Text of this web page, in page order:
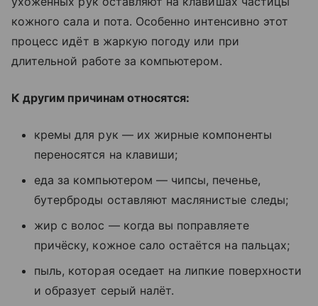
кожного сала и пота. Особенно интенсивно этот
процесс идёт в жаркую погоду или при
длительной работе за компьютером.
К другим причинам относятся:
кремы для рук — их жирные компоненты
переносятся на клавиши;
еда за компьютером — чипсы, печенье,
бутерброды оставляют маслянистые следы;
жир с волос — когда вы поправляете
причёску, кожное сало остаётся на пальцах;
пыль, которая оседает на липкие поверхности
и образует серый налёт.